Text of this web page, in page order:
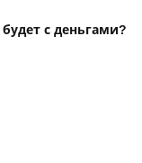
с деньгами?